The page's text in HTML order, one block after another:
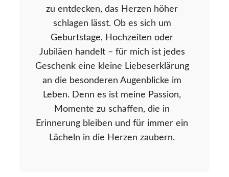
zu entdecken, das Herzen höher
schlagen lässt. Ob es sich um
Geburtstage, Hochzeiten oder
Jubiläen handelt – für mich ist jedes
Geschenk eine kleine Liebeserklärung
an die besonderen Augenblicke im
Leben. Denn es ist meine Passion,
Momente zu schaffen, die in
Erinnerung bleiben und für immer ein
Lächeln in die Herzen zaubern.